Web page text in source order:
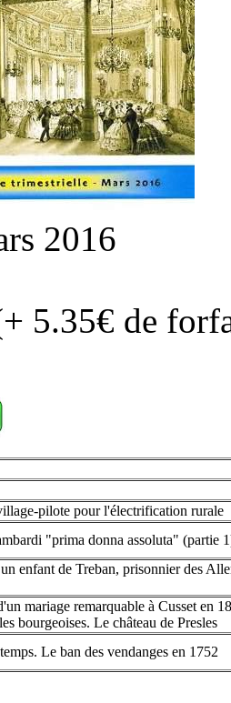
2016
5.35€ de
pilote pour l'électrification rurale
"prima donna assoluta" (partie
enfant de Treban, prisonnier des
mariage remarquable à Cusset en
bourgeoises. Le château de Presles
Le ban des vendanges en 1752